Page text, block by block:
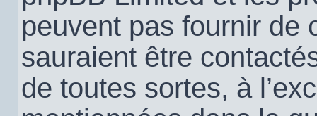
peuvent pas fournir de
sauraient être
de toutes sortes, à